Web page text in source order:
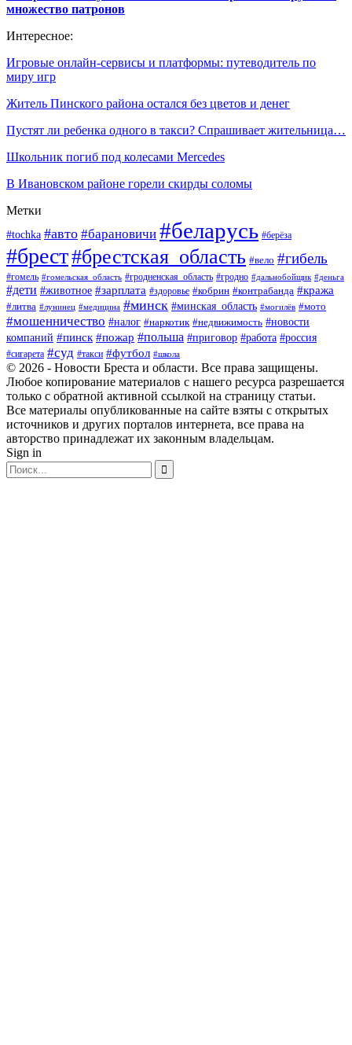
множество патронов
Интересное:
Игровые онлайн-сервисы и платформы: путеводитель по
миру игр
Житель Пинского района остался без цветов и денег
Пустят ли ребенка одного в такси? Спрашивает жительница…
Школьник погиб под колесами Mercedes
В Ивановском районе горели скирды соломы
Метки
#tochka #авто #барановичи #беларусь #берёза
#брест#брестская_область #вело #гибель
#гомель #гомельская_область #гродненская_область #гродно #дальнобойщик #деньга
#дети #животное #зарплата #здоровье #кобрин #контрабанда #кража
#литва #лунинец #медицина #минск #минская_область #могилёв #мото
#мошенничество #налог #наркотик #недвижимость #новости
компаний #пинск #пожар #польша #приговор #работа #россия
#сигарета #суд #такси #футбол #школа
© 2026 - Новости Бреста и области. Все права защищены.
Любое копирование материалов с нашего ресурса разрешается
только с обратной активной ссылкой на страницу статьи.
Все материалы опубликованные на сайте взяты с открытых
источников и других порталов интернета, все права на
авторство принадлежат их законным владельцам.
Sign in